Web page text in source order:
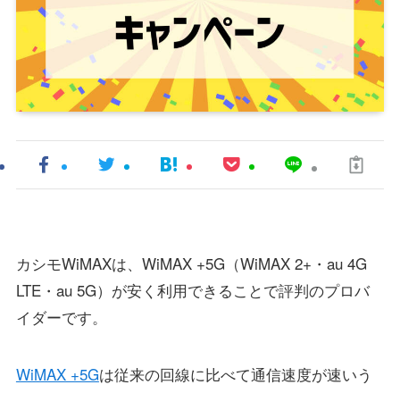
カシモWiMAXは、WiMAX +5G（WiMAX 2+・au 4G
LTE・au 5G）が安く利用できることで評判のプロバ
イダーです。
WiMAX +5Gは従来の回線に比べて通信速度が速いう